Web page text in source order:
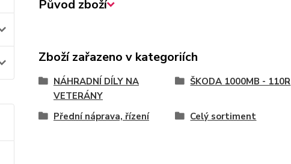
Původ zboží
Zboží zařazeno v kategoriích
NÁHRADNÍ DÍLY NA
VETERÁNY
ŠKODA 1000MB - 110R
Přední náprava, řízení Celý sortiment